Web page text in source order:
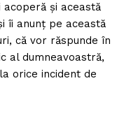
şi această
îi anunţ pe această
că vor răspunde în
al dumneavoastră,
orice incident de